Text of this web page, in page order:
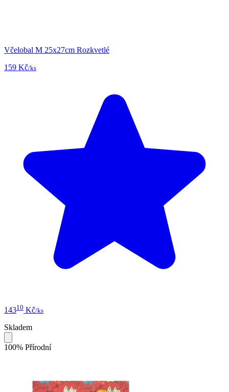
Včelobal M 25x27cm Rozkvetlé
159 Kč/ks
14310 Kč/ks
Skladem
100% Přírodní